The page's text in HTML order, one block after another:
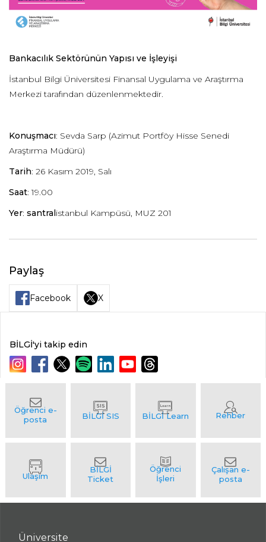
Bankacılık Sektörünün Yapısı ve İşleyişi
İstanbul Bilgi Üniversitesi Finansal Uygulama ve Araştırma
Merkezi tarafından düzenlenmektedir.
Konuşmacı: Sevda Sarp (Azimut Portföy Hisse Senedi
Araştırma Müdürü)
Tarih: 26 Kasım 2019, Salı
Saat: 19.00
Yer: santralistanbul Kampüsü, MUZ 201
Paylaş
Facebook X
BİLGİ'yi takip edin
Üniversite